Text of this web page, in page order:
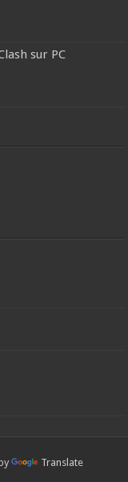
sur PC
Translate